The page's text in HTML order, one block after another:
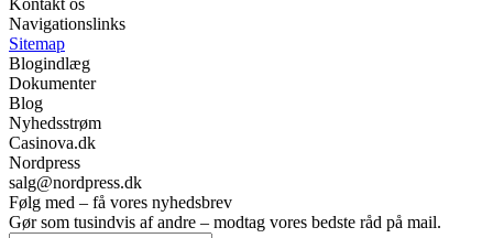
Kontakt os
Navigationslinks
Sitemap
Blogindlæg
Dokumenter
Blog
Nyhedsstrøm
Casinova.dk
Nordpress
salg@nordpress.dk
Følg med – få vores nyhedsbrev
Gør som tusindvis af andre – modtag vores bedste råd på mail.